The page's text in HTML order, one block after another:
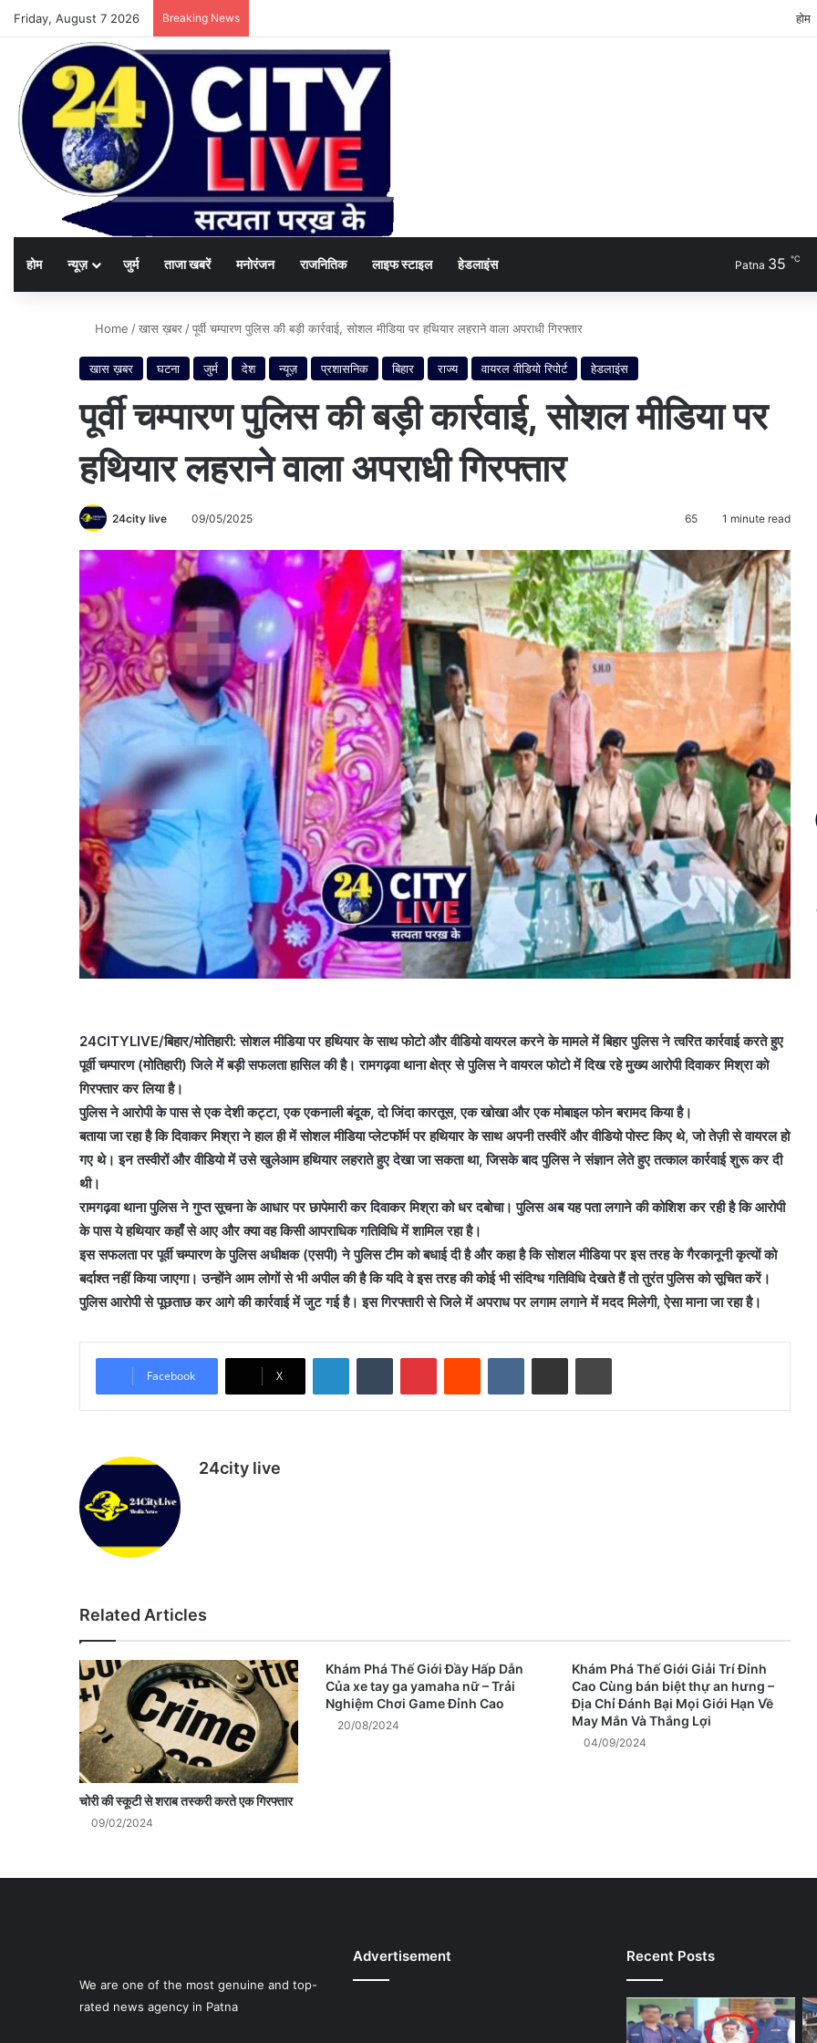
Friday, August 7 2026 Breaking News होम
होम न्यूज़ जुर्म ताजा खबरें मनोरंजन राजनितिक लाइफ स्टाइल हेडलाइंस Patna 35 ℃
Home /खास ख़बर/पूर्वी चम्पारण पुलिस की बड़ी कार्रवाई, सोशल मीडिया पर हथियार लहराने वाला अपराधी गिरफ्तार
खास ख़बर घटना जुर्म देश न्यूज़ प्रशासनिक बिहार राज्य वायरल वीडियो रिपोर्ट हेडलाइंस
पूर्वी चम्पारण पुलिस की बड़ी कार्रवाई, सोशल मीडिया पर
हथियार लहराने वाला अपराधी गिरफ्तार
24city live 09/05/2025 65 1 minute read
24CITYLIVE/बिहार/मोतिहारी: सोशल मीडिया पर हथियार के साथ फोटो और वीडियो वायरल करने के मामले में बिहार पुलिस ने त्वरित कार्रवाई करते हुए
पूर्वी चम्पारण (मोतिहारी) जिले में बड़ी सफलता हासिल की है। रामगढ़वा थाना क्षेत्र से पुलिस ने वायरल फोटो में दिख रहे मुख्य आरोपी दिवाकर मिश्रा को
गिरफ्तार कर लिया है।
पुलिस ने आरोपी के पास से एक देशी कट्टा, एक एकनाली बंदूक, दो जिंदा कारतूस, एक खोखा और एक मोबाइल फोन बरामद किया है।
बताया जा रहा है कि दिवाकर मिश्रा ने हाल ही में सोशल मीडिया प्लेटफॉर्म पर हथियार के साथ अपनी तस्वीरें और वीडियो पोस्ट किए थे, जो तेज़ी से वायरल हो
गए थे। इन तस्वीरों और वीडियो में उसे खुलेआम हथियार लहराते हुए देखा जा सकता था, जिसके बाद पुलिस ने संज्ञान लेते हुए तत्काल कार्रवाई शुरू कर दी
थी।
रामगढ़वा थाना पुलिस ने गुप्त सूचना के आधार पर छापेमारी कर दिवाकर मिश्रा को धर दबोचा। पुलिस अब यह पता लगाने की कोशिश कर रही है कि आरोपी
के पास ये हथियार कहाँ से आए और क्या वह किसी आपराधिक गतिविधि में शामिल रहा है।
इस सफलता पर पूर्वी चम्पारण के पुलिस अधीक्षक (एसपी) ने पुलिस टीम को बधाई दी है और कहा है कि सोशल मीडिया पर इस तरह के गैरकानूनी कृत्यों को
बर्दाश्त नहीं किया जाएगा। उन्होंने आम लोगों से भी अपील की है कि यदि वे इस तरह की कोई भी संदिग्ध गतिविधि देखते हैं तो तुरंत पुलिस को सूचित करें।
पुलिस आरोपी से पूछताछ कर आगे की कार्रवाई में जुट गई है। इस गिरफ्तारी से जिले में अपराध पर लगाम लगाने में मदद मिलेगी, ऐसा माना जा रहा है।
Facebook X
LinkedInTumblr PinterestReddit VKontakteShare via Email Print
24city live
Related Articles
चोरी की स्कूटी से शराब तस्करी करते एक गिरफ्तार
09/02/2024
Khám Phá Thế Giới Đầy Hấp Dẫn
Của xe tay ga yamaha nữ – Trải
Nghiệm Chơi Game Đỉnh Cao
20/08/2024
Khám Phá Thế Giới Giải Trí Đỉnh
Cao Cùng bán biệt thự an hưng –
Địa Chỉ Đánh Bại Mọi Giới Hạn Về
May Mắn Và Thắng Lợi
04/09/2024
We are one of the most genuine and top-
rated news agency in Patna
Advertisement Recent Posts